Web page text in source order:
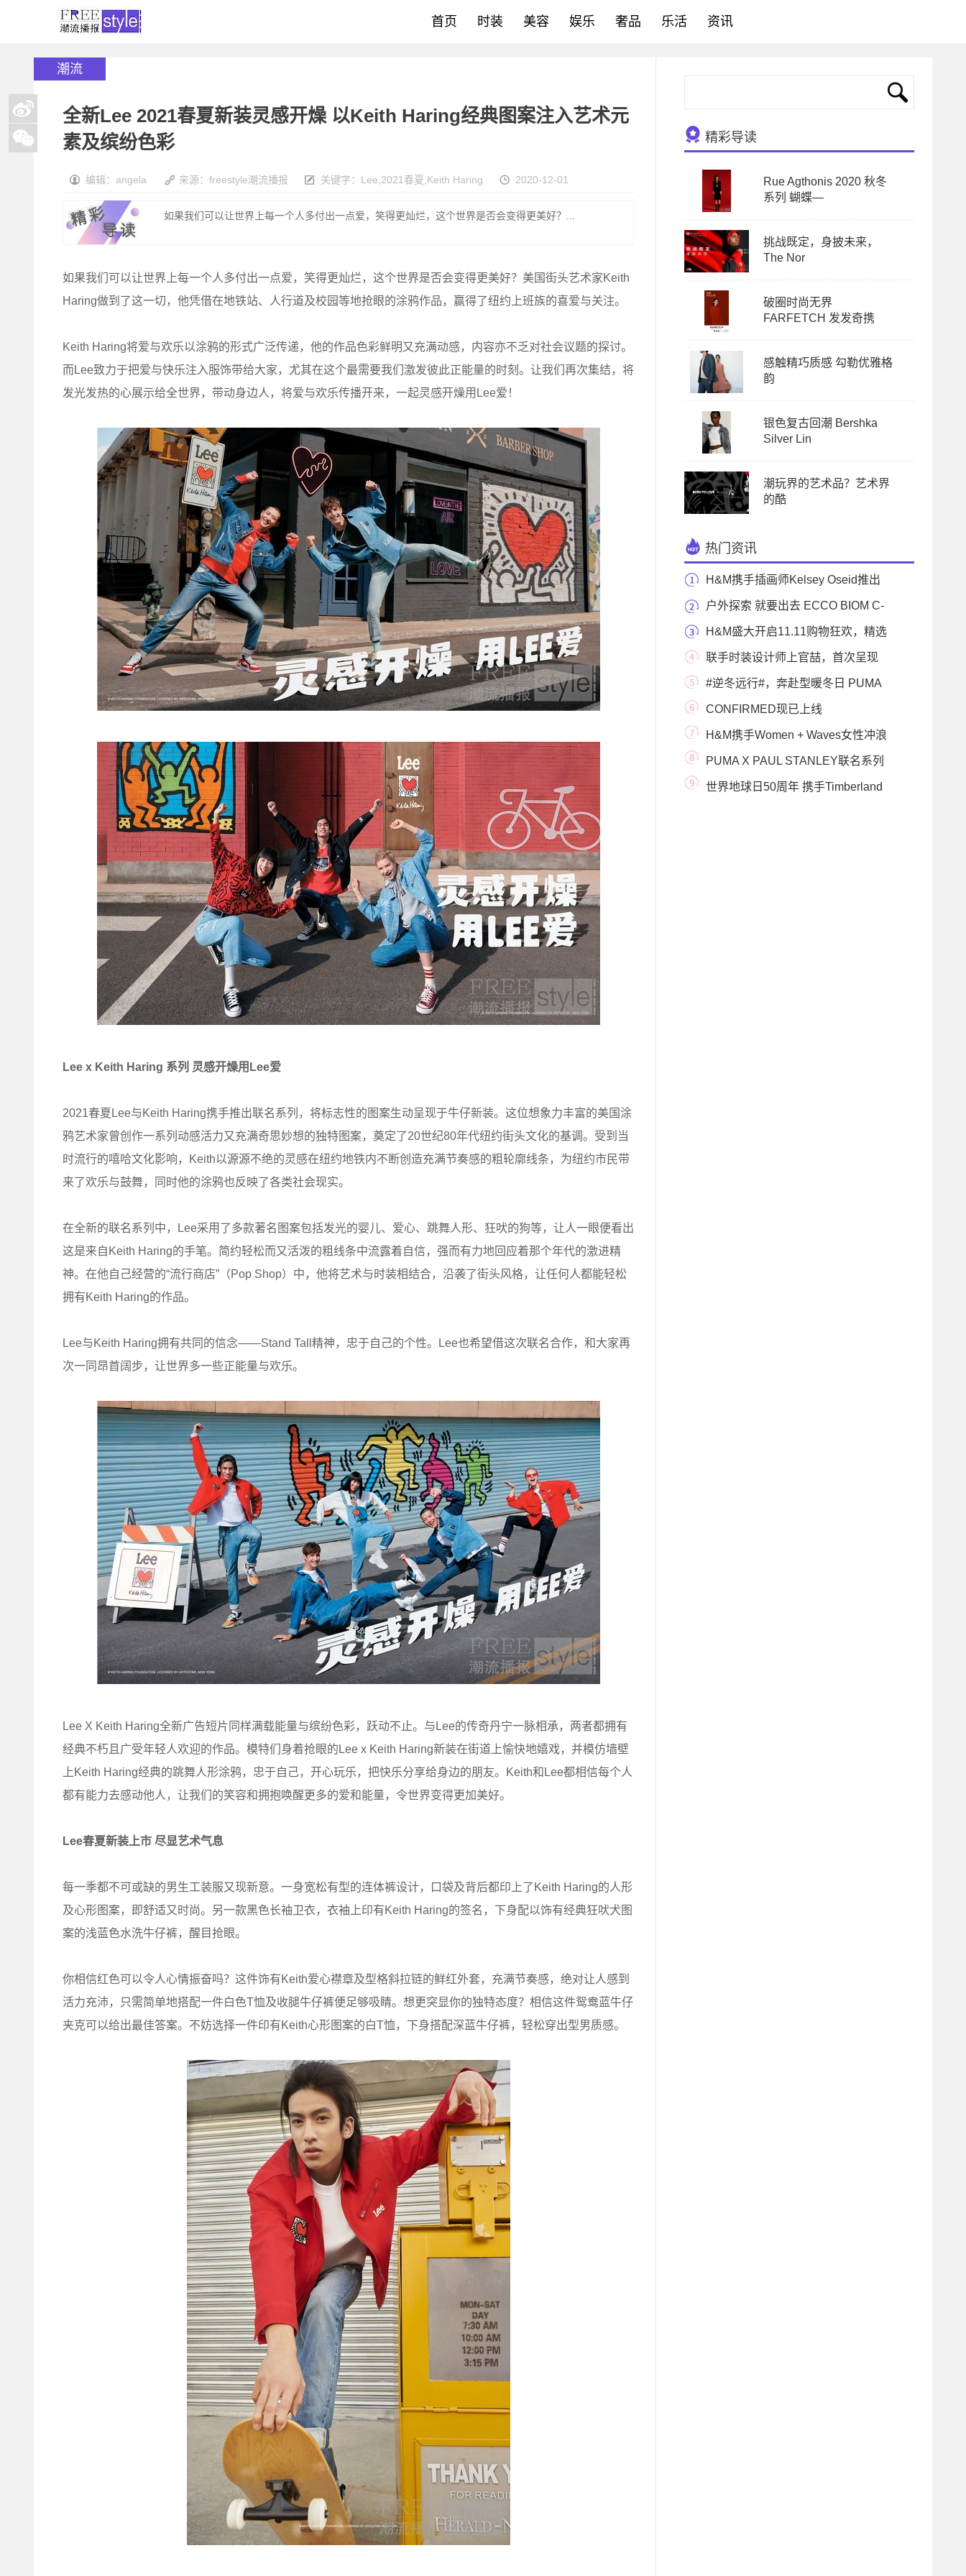
首页 时装 美容 娱乐 奢品 乐活 资讯
潮流
全新Lee 2021春夏新装灵感开燥 以Keith Haring经典图案注入艺术元
素及缤纷色彩
编辑：angela 来源：freestyle潮流播报 关键字： Lee 2021春夏 Keith Haring 2020-12-01
如果我们可以让世界上每一个人多付出一点爱，笑得更灿烂，这个世界是否会变得更美好？...
如果我们可以让世界上每一个人多付出一点爱，笑得更灿烂，这个世界是否会变得更美好？美国街头艺术家Keith
Haring做到了这一切，他凭借在地铁站、人行道及校园等地抢眼的涂鸦作品，赢得了纽约上班族的喜爱与关注。
Keith Haring将爱与欢乐以涂鸦的形式广泛传递，他的作品色彩鲜明又充满动感，内容亦不乏对社会议题的探讨。
而Lee致力于把爱与快乐注入服饰带给大家，尤其在这个最需要我们激发彼此正能量的时刻。让我们再次集结，将
发光发热的心展示给全世界，带动身边人，将爱与欢乐传播开来，一起灵感开燥用Lee爱！
Lee x Keith Haring 系列 灵感开燥用Lee爱
2021春夏Lee与Keith Haring携手推出联名系列，将标志性的图案生动呈现于牛仔新装。这位想象力丰富的美国涂
鸦艺术家曾创作一系列动感活力又充满奇思妙想的独特图案，奠定了20世纪80年代纽约街头文化的基调。受到当
时流行的嘻哈文化影响，Keith以源源不绝的灵感在纽约地铁内不断创造充满节奏感的粗轮廓线条，为纽约市民带
来了欢乐与鼓舞，同时他的涂鸦也反映了各类社会现实。
在全新的联名系列中，Lee采用了多款著名图案包括发光的婴儿、爱心、跳舞人形、狂吠的狗等，让人一眼便看出
这是来自Keith Haring的手笔。简约轻松而又活泼的粗线条中流露着自信，强而有力地回应着那个年代的激进精
神。在他自己经营的“流行商店”（Pop Shop）中，他将艺术与时装相结合，沿袭了街头风格，让任何人都能轻松
拥有Keith Haring的作品。
Lee与Keith Haring拥有共同的信念——Stand Tall精神，忠于自己的个性。Lee也希望借这次联名合作，和大家再
次一同昂首阔步，让世界多一些正能量与欢乐。
Lee X Keith Haring全新广告短片同样满载能量与缤纷色彩，跃动不止。与Lee的传奇丹宁一脉相承，两者都拥有
经典不朽且广受年轻人欢迎的作品。模特们身着抢眼的Lee x Keith Haring新装在街道上愉快地嬉戏，并模仿墙壁
上Keith Haring经典的跳舞人形涂鸦，忠于自己，开心玩乐，把快乐分享给身边的朋友。Keith和Lee都相信每个人
都有能力去感动他人，让我们的笑容和拥抱唤醒更多的爱和能量，令世界变得更加美好。
Lee春夏新装上市 尽显艺术气息
每一季都不可或缺的男生工装服又现新意。一身宽松有型的连体裤设计，口袋及背后都印上了Keith Haring的人形
及心形图案，即舒适又时尚。另一款黑色长袖卫衣，衣袖上印有Keith Haring的签名，下身配以饰有经典狂吠犬图
案的浅蓝色水洗牛仔裤，醒目抢眼。
你相信红色可以令人心情振奋吗？这件饰有Keith爱心襟章及型格斜拉链的鲜红外套，充满节奏感，绝对让人感到
活力充沛，只需简单地搭配一件白色T恤及收腿牛仔裤便足够吸睛。想更突显你的独特态度？相信这件鸳鸯蓝牛仔
夹克可以给出最佳答案。不妨选择一件印有Keith心形图案的白T恤，下身搭配深蓝牛仔裤，轻松穿出型男质感。
精彩导读
Rue Agthonis 2020 秋冬
系列 蝴蝶—
挑战既定，身披未来，
The Nor
破圈时尚无界
FARFETCH 发发奇携
感触精巧质感 勾勒优雅格
韵
银色复古回潮 Bershka
Silver Lin
潮玩界的艺术品？艺术界
的酷
热门资讯
H&M携手插画师Kelsey Oseid推出
Kelzuki x H&M联名
户外探索 就要出去 ECCO BIOM C-
TRAIL健步C踪迹系列
H&M盛大开启11.11购物狂欢，精选
商品低至4折
联手时装设计师上官喆，首次呈现
adidas Originals
#逆冬远行#，奔赴型暖冬日 PUMA
2020全新冬季系列
CONFIRMED现已上线
CONFIRMED APP：你的独家产品和创
意
H&M携手Women + Waves女性冲浪
社团 打造可持续泳
PUMA X PAUL STANLEY联名系列
二度来袭，大胆释放“敢
世界地球日50周年 携手Timberland